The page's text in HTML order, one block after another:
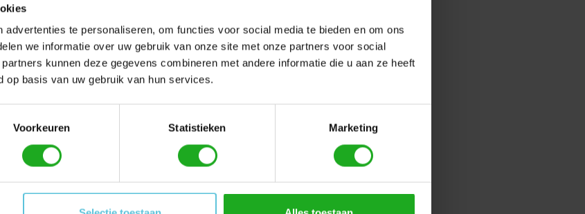
advertenties te personaliseren, om functies voor social media te bieden en om ons
we informatie over uw gebruik van onze site met onze partners voor social
kunnen deze gegevens combineren met andere informatie die u aan ze heeft
op basis van uw gebruik van hun services.
Voorkeuren Statistieken Marketing